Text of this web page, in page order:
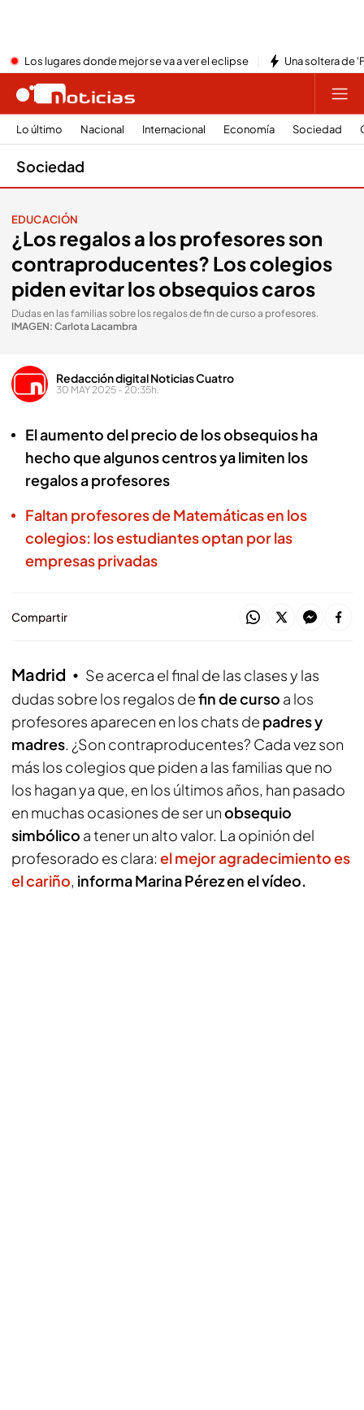
Los lugares donde mejor se va a ver el eclipse Una soltera de
Lo último Nacional Internacional Economía Sociedad
Sociedad
EDUCACIÓN
¿Los regalos a los profesores son
contraproducentes? Los colegios
piden evitar los obsequios caros
Dudas en las familias sobre los regalos de fin de curso a profesores.
IMAGEN: Carlota Lacambra
Redacción digital Noticias Cuatro
30 MAY 2025 - 20:35h.
El aumento del precio de los obsequios ha
hecho que algunos centros ya limiten los
regalos a profesores
Faltan profesores de Matemáticas en los
colegios: los estudiantes optan por las
empresas privadas
Compartir
Madrid
Se acerca el final de las clases y las
dudas sobre los regalos defin de curso a los
profesores aparecen en los chats de padres y
madres. ¿Son contraproducentes? Cada vez son
más los colegios que piden a las familias que no
los hagan ya que, en los últimos años, han pasado
en muchas ocasiones de ser unobsequio
simbólico a tener un alto valor. La opinión del
profesorado es clara: el mejor agradecimiento es
el cariño, informa Marina Pérez en el vídeo.